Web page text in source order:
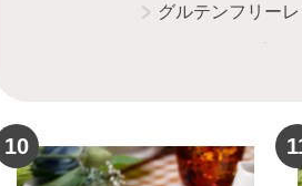
グルテンフリー
健康・
×
10